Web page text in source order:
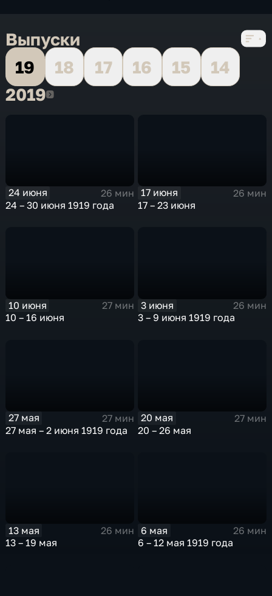
Выпуски
19
18 17 16 15
14
20192019
24 июня
26 мин
24 – 30 июня 1919 года
17 июня
26 мин
17 – 23 июня
10 июня
27 мин
10 – 16 июня
3 июня
26 мин
3 – 9 июня 1919 года
27 мая
27 мин
27 мая – 2 июня 1919 года
20 мая
27 мин
20 – 26 мая
13 мая
26 мин
13 – 19 мая
6 мая
26 мин
6 – 12 мая 1919 года